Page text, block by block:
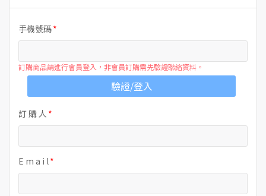
手機號碼
訂購商品請進行會員登入，非會員訂購需先驗證聯絡資料。
驗證/登入
訂 購 人
E m a i l